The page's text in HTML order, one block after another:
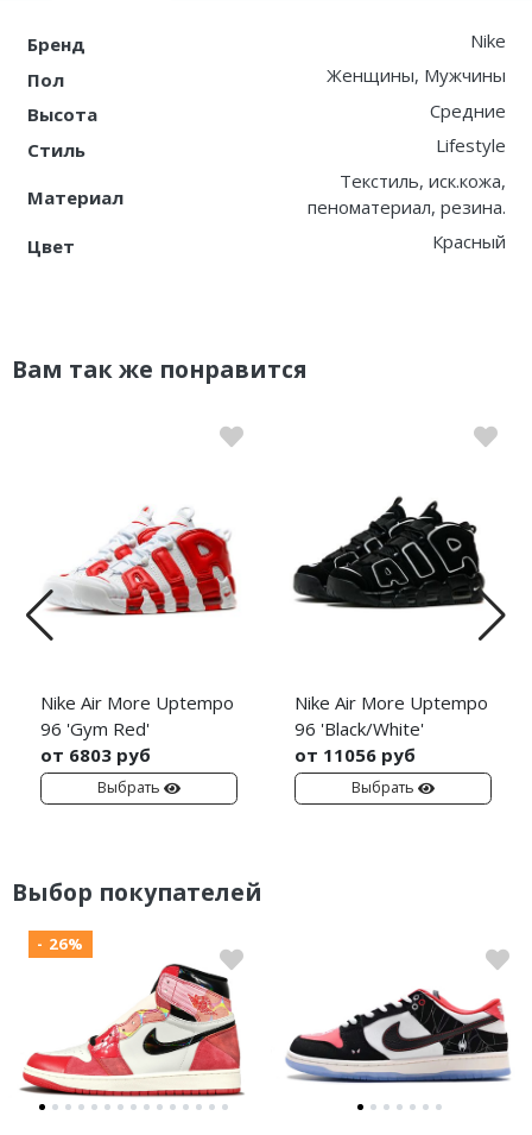
Бренд
Nike
Пол
Женщины, Мужчины
Высота
Средние
Стиль
Lifestyle
Материал
Текстиль, иск.кожа,
пеноматериал, резина.
Цвет
Красный
Вам так же понравится
Nike Air More Uptempo
96 'Gym Red'
от 6803 руб
Выбрать
Nike Air More Uptempo
96 'Black/White'
от 11056 руб
Выбрать
Выбор покупателей
- 26%